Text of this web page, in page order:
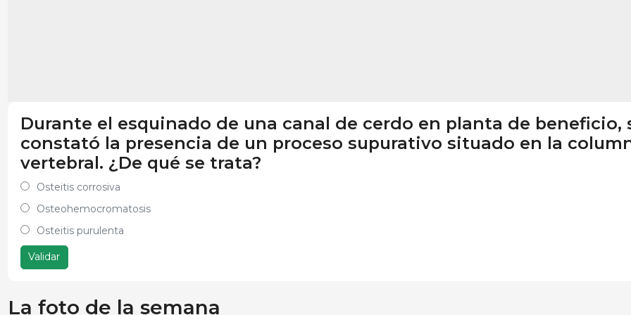
Durante el esquinado de una canal de cerdo en planta de beneficio,
constató la presencia de un proceso supurativo situado en la
vertebral. ¿De qué se trata?
Osteitis corrosiva
Osteohemocromatosis
Osteitis purulenta
Validar
La foto de la semana